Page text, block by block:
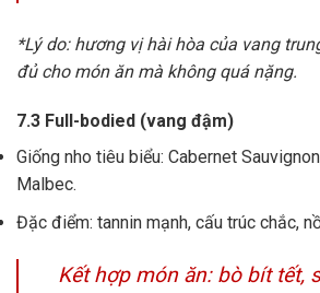
*Lý do: hương vị hài hòa của vang
đủ cho món ăn mà không quá nặng.
7.3 Full-bodied (vang đậm)
Giống nho tiêu biểu: Cabernet
Malbec.
Đặc điểm: tannin mạnh, cấu trúc chắc,
Kết hợp món ăn: bò bít tết,